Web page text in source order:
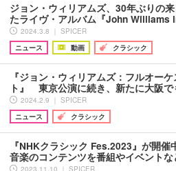
ジョン・ウィリアムズ、30年ぶりの
たライヴ・アルバム『John
2024.3.8 ｜ SPICER
ニュース
動画 クラシック
『ジョン・ウィリアムズ：フルオー
ト』 東京公演に続き、新たに大阪で
2024.2.9 ｜ SPICER
ニュース
クラシック
『NHKクラシック Fes.2023』が開
音楽のコンテンツを番組やイベント